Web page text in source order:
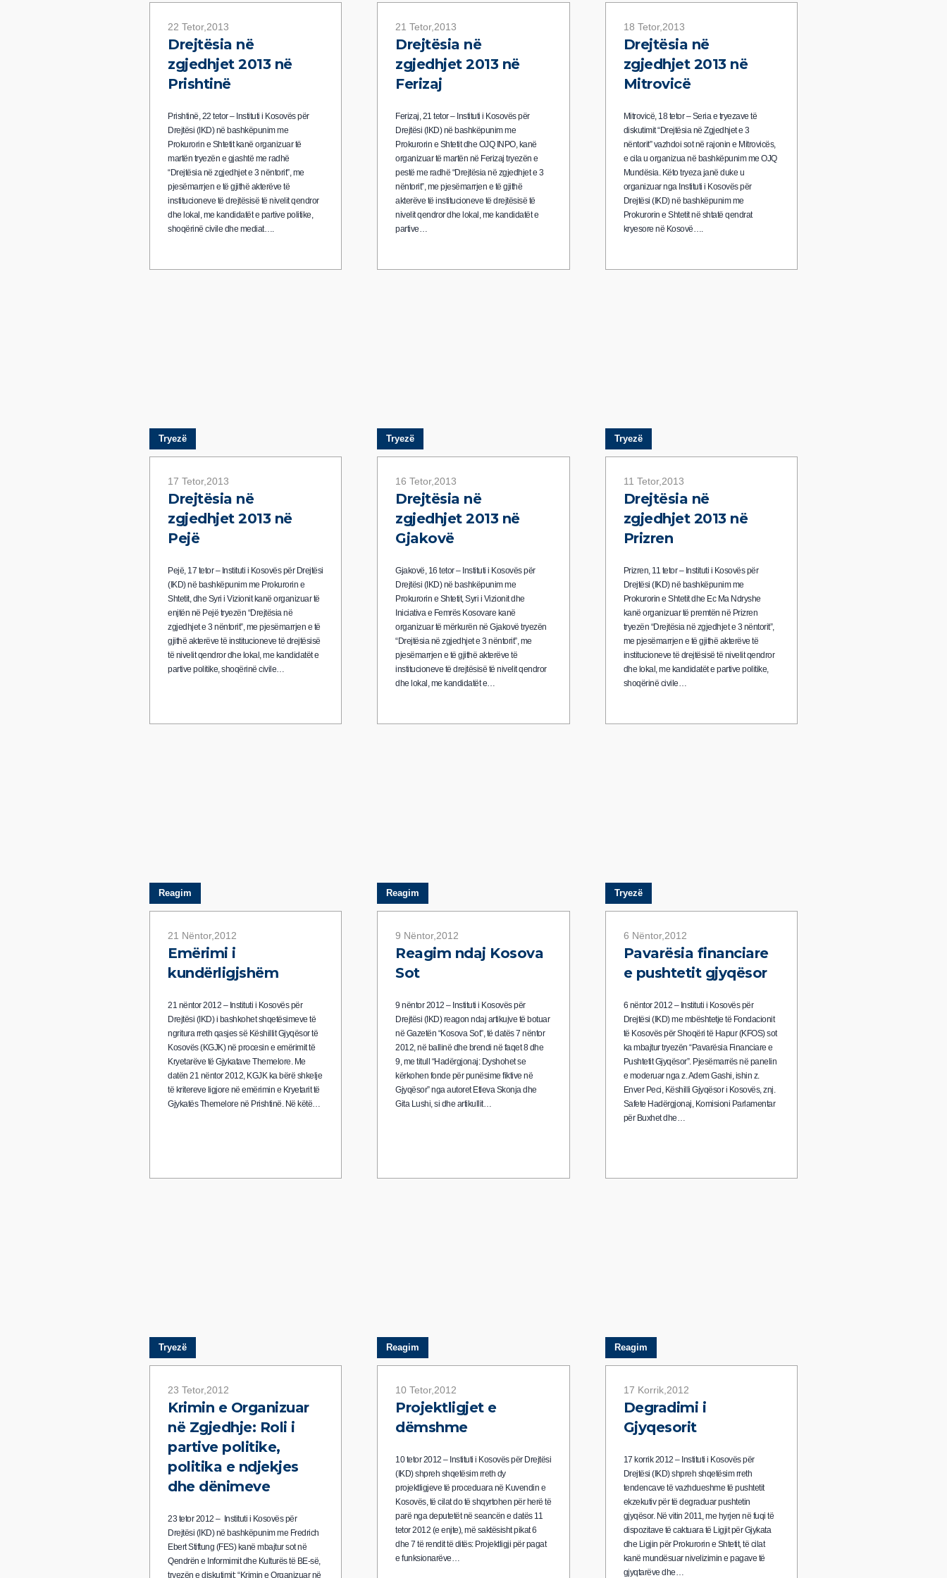
22 Tetor,2013
Drejtësia në
zgjedhjet 2013 në
Prishtinë
Prishtinë, 22 tetor – Instituti i Kosovës për
Drejtësi (IKD) në bashkëpunim me
Prokurorin e Shtetit kanë organizuar të
martën tryezën e gjashtë me radhë
“Drejtësia në zgjedhjet e 3 nëntorit”, me
pjesëmarrjen e të gjithë akterëve të
institucioneve të drejtësisë të nivelit qendror
dhe lokal, me kandidatët e partive politike,
shoqërinë civile dhe mediat….
21 Tetor,2013
Drejtësia në
zgjedhjet 2013 në
Ferizaj
Ferizaj, 21 tetor – Instituti i Kosovës për
Drejtësi (IKD) në bashkëpunim me
Prokurorin e Shtetit dhe OJQ INPO, kanë
organizuar të martën në Ferizaj tryezën e
pestë me radhë “Drejtësia në zgjedhjet e 3
nëntorit”, me pjesëmarrjen e të gjithë
akterëve të institucioneve të drejtësisë të
nivelit qendror dhe lokal, me kandidatët e
partive…
18 Tetor,2013
Drejtësia në
zgjedhjet 2013 në
Mitrovicë
Mitrovicë, 18 tetor – Seria e tryezave të
diskutimit “Drejtësia në Zgjedhjet e 3
nëntorit” vazhdoi sot në rajonin e Mitrovicës,
e cila u organizua në bashkëpunim me OJQ
Mundësia. Këto tryeza janë duke u
organizuar nga Instituti i Kosovës për
Drejtësi (IKD) në bashkëpunim me
Prokurorin e Shtetit në shtatë qendrat
kryesore në Kosovë….
Tryezë
17 Tetor,2013
Drejtësia në
zgjedhjet 2013 në
Pejë
Pejë, 17 tetor – Instituti i Kosovës për Drejtësi
(IKD) në bashkëpunim me Prokurorin e
Shtetit, dhe Syri i Vizionit kanë organizuar të
enjtën në Pejë tryezën “Drejtësia në
zgjedhjet e 3 nëntorit”, me pjesëmarrjen e të
gjithë akterëve të institucioneve të drejtësisë
të nivelit qendror dhe lokal, me kandidatët e
partive politike, shoqërinë civile…
Tryezë
16 Tetor,2013
Drejtësia në
zgjedhjet 2013 në
Gjakovë
Gjakovë, 16 tetor – Instituti i Kosovës për
Drejtësi (IKD) në bashkëpunim me
Prokurorin e Shtetit, Syri i Vizionit dhe
Iniciativa e Femrës Kosovare kanë
organizuar të mërkurën në Gjakovë tryezën
“Drejtësia në zgjedhjet e 3 nëntorit”, me
pjesëmarrjen e të gjithë akterëve të
institucioneve të drejtësisë të nivelit qendror
dhe lokal, me kandidatët e…
Tryezë
11 Tetor,2013
Drejtësia në
zgjedhjet 2013 në
Prizren
Prizren, 11 tetor – Instituti i Kosovës për
Drejtësi (IKD) në bashkëpunim me
Prokurorin e Shtetit dhe Ec Ma Ndryshe
kanë organizuar të premtën në Prizren
tryezën “Drejtësia në zgjedhjet e 3 nëntorit”,
me pjesëmarrjen e të gjithë akterëve të
institucioneve të drejtësisë të nivelit qendror
dhe lokal, me kandidatët e partive politike,
shoqërinë civile…
Reagim
21 Nëntor,2012
Emërimi i
kundërligjshëm
21 nëntor 2012 – Instituti i Kosovës për
Drejtësi (IKD) i bashkohet shqetësimeve të
ngritura rreth qasjes së Këshillit Gjyqësor të
Kosovës (KGJK) në procesin e emërimit të
Kryetarëve të Gjykatave Themelore. Me
datën 21 nëntor 2012, KGJK ka bërë shkelje
të kritereve ligjore në emërimin e Kryetarit të
Gjykatës Themelore në Prishtinë. Në këtë…
Reagim
9 Nëntor,2012
Reagim ndaj Kosova
Sot
9 nëntor 2012 – Instituti i Kosovës për
Drejtësi (IKD) reagon ndaj artikujve të botuar
në Gazetën “Kosova Sot”, të datës 7 nëntor
2012, në ballinë dhe brendi në faqet 8 dhe
9, me titull “Hadërgjonaj: Dyshohet se
kërkohen fonde për punësime fiktive në
Gjyqësor” nga autoret Etleva Skonja dhe
Gita Lushi, si dhe artikullit…
Tryezë
6 Nëntor,2012
Pavarësia financiare
e pushtetit gjyqësor
6 nëntor 2012 – Instituti i Kosovës për
Drejtësi (IKD) me mbështetje të Fondacionit
të Kosovës për Shoqëri të Hapur (KFOS) sot
ka mbajtur tryezën “Pavarësia Financiare e
Pushtetit Gjyqësor”. Pjesëmarrës në panelin
e moderuar nga z. Adem Gashi, ishin z.
Enver Peci, Këshilli Gjyqësor i Kosovës, znj.
Safete Hadërgjonaj, Komisioni Parlamentar
për Buxhet dhe…
Tryezë
23 Tetor,2012
Krimin e Organizuar
në Zgjedhje: Roli i
partive politike,
politika e ndjekjes
dhe dënimeve
23 tetor 2012 – Instituti i Kosovës për
Drejtësi (IKD) në bashkëpunim me Fredrich
Ebert Stiftung (FES) kanë mbajtur sot në
Qendrën e Informimit dhe Kulturës të BE-së,
tryezën e diskutimit: “Krimin e Organizuar në
Reagim
10 Tetor,2012
Projektligjet e
dëmshme
10 tetor 2012 – Instituti i Kosovës për Drejtësi
(IKD) shpreh shqetësim rreth dy
projektligjeve të proceduara në Kuvendin e
Kosovës, të cilat do të shqyrtohen për herë të
parë nga deputetët në seancën e datës 11
tetor 2012 (e enjte), më saktësisht pikat 6
dhe 7 të rendit të ditës: Projektligji për pagat
e funksionarëve…
Reagim
17 Korrik,2012
Degradimi i
Gjyqesorit
17 korrik 2012 – Instituti i Kosovës për
Drejtësi (IKD) shpreh shqetësim rreth
tendencave të vazhdueshme të pushtetit
ekzekutiv për të degraduar pushtetin
gjyqësor. Në vitin 2011, me hyrjen në fuqi të
dispozitave të caktuara të Ligjit për Gjykata
dhe Ligjin për Prokurorin e Shtetit, të cilat
kanë mundësuar nivelizimin e pagave të
gjyqtarëve dhe…